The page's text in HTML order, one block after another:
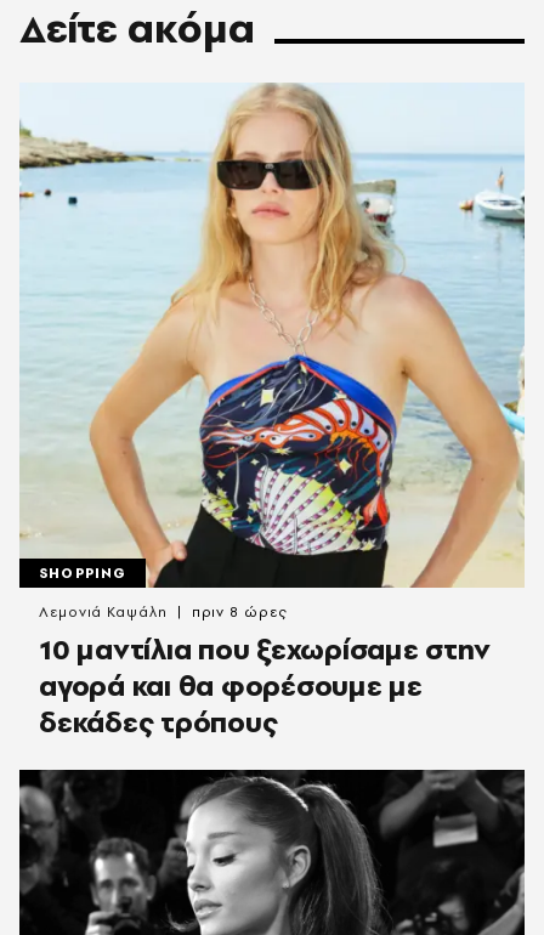
Δείτε ακόμα
SHOPPING
10 μαντίλια που ξεχωρίσαμε στην
αγορά και θα φορέσουμε με
δεκάδες τρόπους
Λεμονιά Καψάλη πριν 8 ώρες